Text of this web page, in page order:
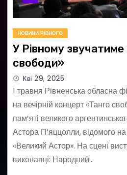
НОВИНИ РІВНОГО
У Рівному
свободи»
Кві 29, 2025
1 травня Рівненська обласна
на вечірній концерт «Танго
пам’яті великого
Астора П’яццолли, відомого на
«Великий Астор». На сцені
виконавці: Народний…